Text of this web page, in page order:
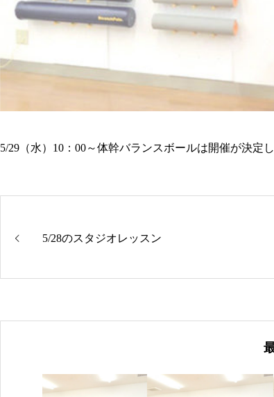
5/29（水）10：00～体幹バランスボールは開催が決定
5/28のスタジオレッスン